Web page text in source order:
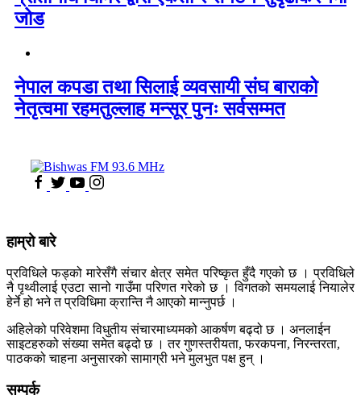
जोड
नेपाल कपडा तथा सिलाई व्यवसायी संघ बाराको
नेतृत्वमा रहमतुल्लाह मन्सूर पुनः सर्वसम्मत
हाम्रो बारे
प्रविधिले फड्को मारेसँगै संचार क्षेत्र समेत परिष्कृत हुँदै गएको छ । प्रविधिले
नै पृथ्वीलाई एउटा सानो गाउँमा परिणत गरेको छ । विगतको समयलाई नियालेर
हेर्ने हो भने त प्रविधिमा क्रान्ति नै आएको मान्नुपर्छ ।
अहिलेको परिवेशमा विधुतीय संचारमाध्यमको आकर्षण बढ्दो छ । अनलाईन
साइटहरुको संख्या समेत बढ्दो छ । तर गुणस्तरीयता, फरकपना, निरन्तरता,
पाठकको चाहना अनुसारको सामाग्री भने मुलभुत पक्ष हुन् ।
सम्पर्क